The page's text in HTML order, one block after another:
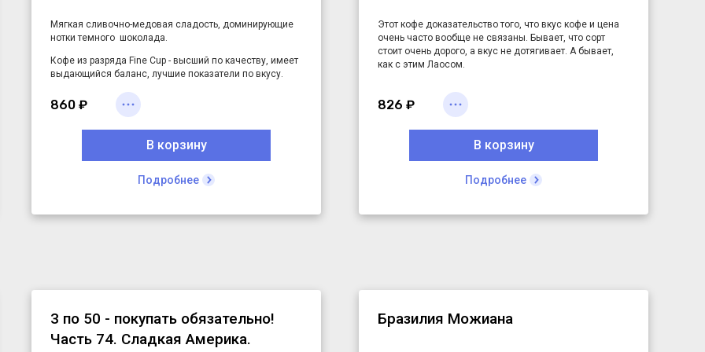
Мягкая сливочно-медовая сладость, доминирующие
нотки темного шоколада.
Кофе из разряда Fine Cup - высший по качеству, имеет
выдающийся баланс, лучшие показатели по вкусу.
В декабре 2016 мы разработали этот кофейный бренд,
чтобы порадовать вас к праздникам.
Кофе настолько пришелся большинству по вкусу, что
мы решили оставить его в продаже навсегда.
нашим продажам и стал вашим любимчиком.
860 ₽
В корзину
Подробнее
Этот кофе доказательство того, что вкус кофе и цена
очень часто вообще не связаны. Бывает, что сорт
стоит очень дорого, а вкус не дотягивает. А бывает,
как с этим Лаосом.
кого-то равнодушным.
826 ₽
В корзину
Подробнее
3 по 50 - покупать обязательно!
Часть 74. Сладкая Америка.
Бразилия Можиана